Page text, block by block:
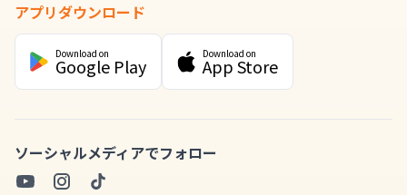
アプリダウンロード
Download on
Google Play
Download on
App Store
ソーシャルメディアでフォロー